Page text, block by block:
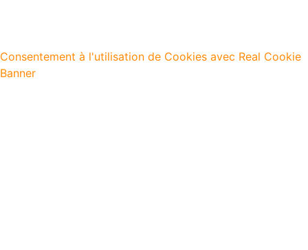
Consentement à l'utilisation de Cookies avec Real Cookie
Banner